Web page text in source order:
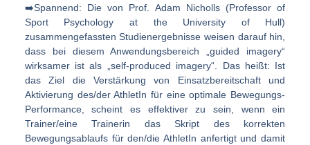
➡️Spannend: Die von Prof. Adam Nicholls (Professor of
Sport Psychology at the University of Hull)
zusammengefassten Studienergebnisse weisen darauf hin,
dass bei diesem Anwendungsbereich „guided imagery“
wirksamer ist als „self-produced imagery“. Das heißt: Ist
das Ziel die Verstärkung von Einsatzbereitschaft und
Aktivierung des/der AthletIn für eine optimale Bewegungs-
Performance, scheint es effektiver zu sein, wenn ein
Trainer/eine Trainerin das Skript des korrekten
Bewegungsablaufs für den/die AthletIn anfertigt und damit